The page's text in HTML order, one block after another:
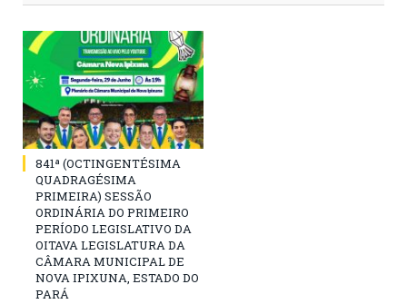
841ª (OCTINGENTÉSIMA
QUADRAGÉSIMA
PRIMEIRA) SESSÃO
ORDINÁRIA DO PRIMEIRO
PERÍODO LEGISLATIVO DA
OITAVA LEGISLATURA DA
CÂMARA MUNICIPAL DE
NOVA IPIXUNA, ESTADO DO
PARÁ